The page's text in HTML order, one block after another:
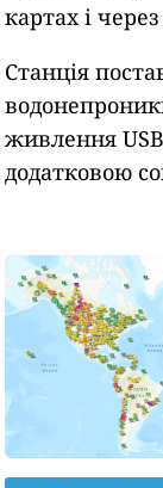
картах і
Станція
живлення
додатковою